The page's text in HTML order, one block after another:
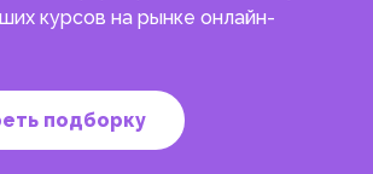
курсов на рынке онлайн-
подборку